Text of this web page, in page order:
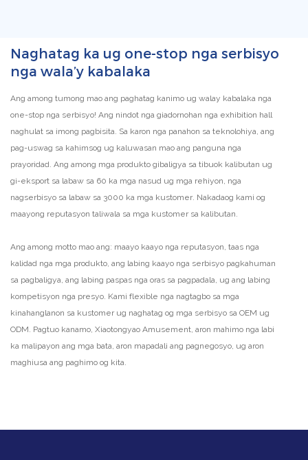
Naghatag ka ug one-stop nga serbisyo
nga wala’y kabalaka
Ang among tumong mao ang paghatag kanimo ug walay kabalaka nga
one-stop nga serbisyo! Ang nindot nga giadornohan nga exhibition hall
naghulat sa imong pagbisita. Sa karon nga panahon sa teknolohiya, ang
pag-uswag sa kahimsog ug kaluwasan mao ang panguna nga
prayoridad. Ang among mga produkto gibaligya sa tibuok kalibutan ug
gi-eksport sa labaw sa 60 ka mga nasud ug mga rehiyon, nga
nagserbisyo sa labaw sa 3000 ka mga kustomer. Nakadaog kami og
maayong reputasyon taliwala sa mga kustomer sa kalibutan.
Ang among motto mao ang: maayo kaayo nga reputasyon, taas nga
kalidad nga mga produkto, ang labing kaayo nga serbisyo pagkahuman
sa pagbaligya, ang labing paspas nga oras sa pagpadala, ug ang labing
kompetisyon nga presyo. Kami flexible nga nagtagbo sa mga
kinahanglanon sa kustomer ug naghatag og mga serbisyo sa OEM ug
ODM. Pagtuo kanamo, Xiaotongyao Amusement, aron mahimo nga labi
ka malipayon ang mga bata, aron mapadali ang pagnegosyo, ug aron
maghiusa ang paghimo og kita.